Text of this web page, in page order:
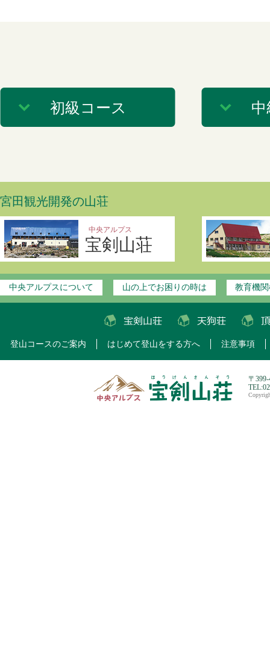
初級コース
宮田観光開発の山荘
中央アルプス
宝剣山荘
中央アルプスについて 山の上でお困りの時は 教育機
登山コースのご案内 はじめて登山をする方へ 注意事項
〒